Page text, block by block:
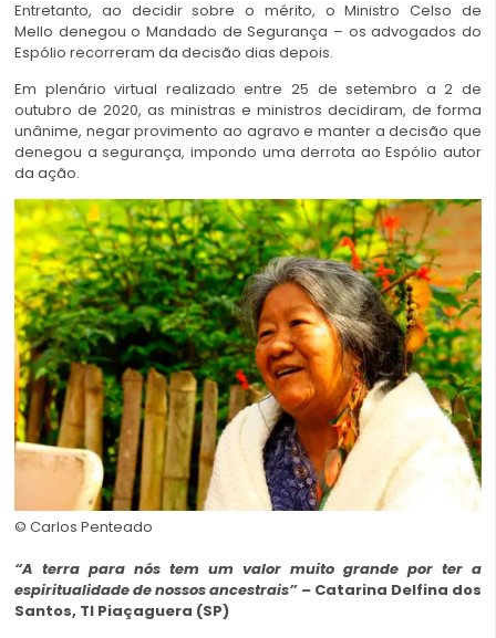
Entretanto, ao decidir sobre o mérito, o Ministro Celso de
Mello denegou o Mandado de Segurança – os advogados do
Espólio recorreram da decisão dias depois.
Em plenário virtual realizado entre 25 de setembro a 2 de
outubro de 2020, as ministras e ministros decidiram, de forma
unânime, negar provimento ao agravo e manter a decisão que
denegou a segurança, impondo uma derrota ao Espólio autor
da ação.
© Carlos Penteado
“A terra para nós tem um valor muito grande por ter a
espiritualidade de nossos ancestrais” – Catarina Delfina dos
Santos, TI Piaçaguera (SP)